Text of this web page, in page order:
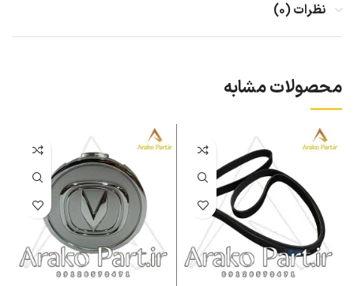
نظرات (۰)
محصولات مشابه